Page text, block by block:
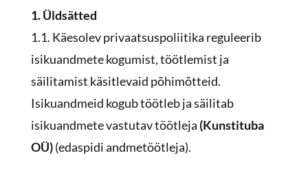
1. Üldsätted
1.1. Käesolev privaatsuspoliitika reguleerib
isikuandmete kogumist, töötlemist ja
säilitamist käsitlevaid põhimõtteid.
Isikuandmeid kogub töötleb ja säilitab
isikuandmete vastutav töötleja (Kunstituba
OÜ)(edaspidi andmetöötleja).